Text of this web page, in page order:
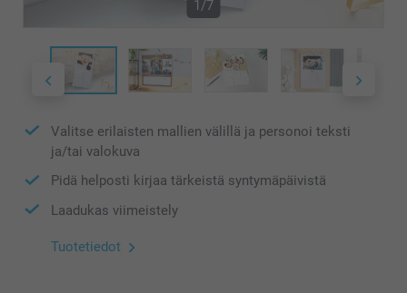
1/7
Valitse erilaisten mallien välillä ja personoi teksti
ja/tai valokuva
Pidä helposti kirjaa tärkeistä syntymäpäivistä
Laadukas viimeistely
Tuotetiedot